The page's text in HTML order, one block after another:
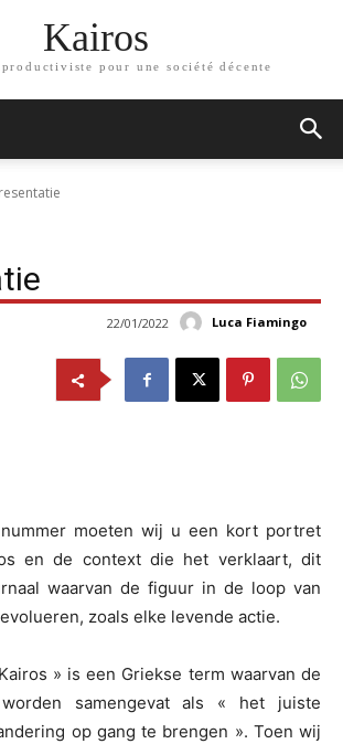
Kairos
pour une société décente
Luca Fiamingo
22/01/2022
moeten wij u een kort portret
en de context die het verklaart, dit
waarvan de figuur in de loop van
zoals elke levende actie.
» is een Griekse term waarvan de
samengevat als « het juiste
op gang te brengen ». Toen wij